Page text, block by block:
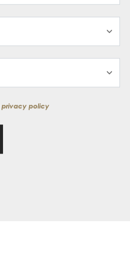
privacy policy